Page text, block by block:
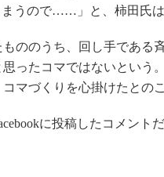
まうので……」と、柿田氏は
ののうち、回し手である
ったコマではないという
マづくりを心掛けたとのこ
に投稿したコメント